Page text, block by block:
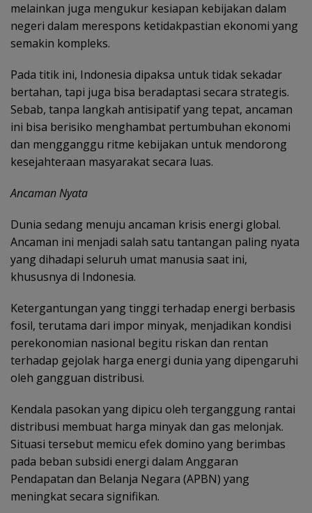
melainkan juga mengukur kesiapan kebijakan dalam
negeri dalam merespons ketidakpastian ekonomi yang
semakin kompleks.
Pada titik ini, Indonesia dipaksa untuk tidak sekadar
bertahan, tapi juga bisa beradaptasi secara strategis.
Sebab, tanpa langkah antisipatif yang tepat, ancaman
ini bisa berisiko menghambat pertumbuhan ekonomi
dan mengganggu ritme kebijakan untuk mendorong
kesejahteraan masyarakat secara luas.
Ancaman Nyata
Dunia sedang menuju ancaman krisis energi global.
Ancaman ini menjadi salah satu tantangan paling nyata
yang dihadapi seluruh umat manusia saat ini,
khususnya di Indonesia.
Ketergantungan yang tinggi terhadap energi berbasis
fosil, terutama dari impor minyak, menjadikan kondisi
perekonomian nasional begitu riskan dan rentan
terhadap gejolak harga energi dunia yang dipengaruhi
oleh gangguan distribusi.
Kendala pasokan yang dipicu oleh terganggung rantai
distribusi membuat harga minyak dan gas melonjak.
Situasi tersebut memicu efek domino yang berimbas
pada beban subsidi energi dalam Anggaran
Pendapatan dan Belanja Negara (APBN) yang
meningkat secara signifikan.